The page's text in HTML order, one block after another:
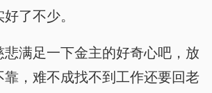
了不少。
悲满足一下金主的好奇心吧，放
靠，难不成找不到工作还要回老